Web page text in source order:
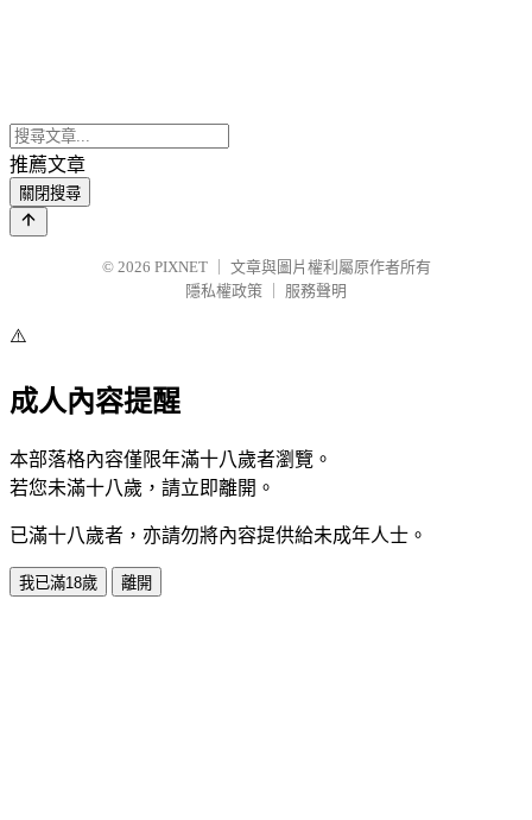
推薦文章
關閉搜尋
© 2026 PIXNET
文章與圖片權利屬原作者所有
隱私權政策
服務聲明
⚠️
成人內容提醒
本部落格內容僅限年滿十八歲者瀏覽。
若您未滿十八歲，請立即離開。
已滿十八歲者，亦請勿將內容提供給未成年人士。
我已滿18歲 離開